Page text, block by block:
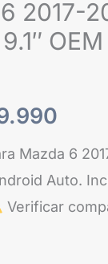
2017-
es:
Mazda 6
Auto.
Verificar